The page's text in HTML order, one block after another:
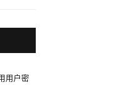
用户密